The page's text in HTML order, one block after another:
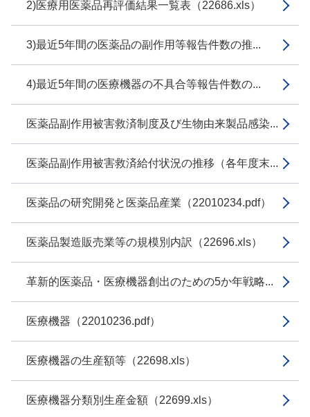
2)医療用医薬品再評価結果一覧表（22686.xls）
3)最近5年間の医薬品の副作用等報告件数の推...
4)最近5年間の医療機器の不具合等報告件数の...
医薬品副作用被害救済制度及び生物由来製品感染...
医薬品副作用被害救済給付状況の推移（各年度末...
医薬品の研究開発と医薬品産業（22010234.pdf）
医薬品製造販売業等の規模別内訳（22696.xls）
革新的医薬品・医療機器創出のための5か年戦略...
医療機器（22010236.pdf）
医療機器の生産額等（22698.xls）
医療機器分類別生産金額（22699.xls）